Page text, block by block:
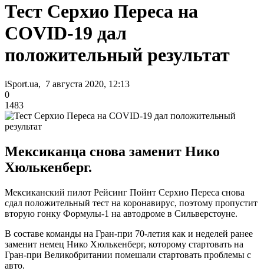
Тест Серхио Переса на
COVID-19 дал
положительный результат
iSport.ua, 7 августа 2020, 12:13
0
1483
Мексиканца снова заменит Нико
Хюлькенберг.
Мексиканский пилот Рейсинг Пойнт Серхио Переса снова
сдал положительный тест на коронавирус, поэтому пропустит
вторую гонку Формулы-1 на автодроме в Сильверстоуне.
В составе команды на Гран-при 70-летия как и неделей ранее
заменит немец Нико Хюлькенберг, которому стартовать на
Гран-при Великобритании помешали стартовать проблемы с
авто.